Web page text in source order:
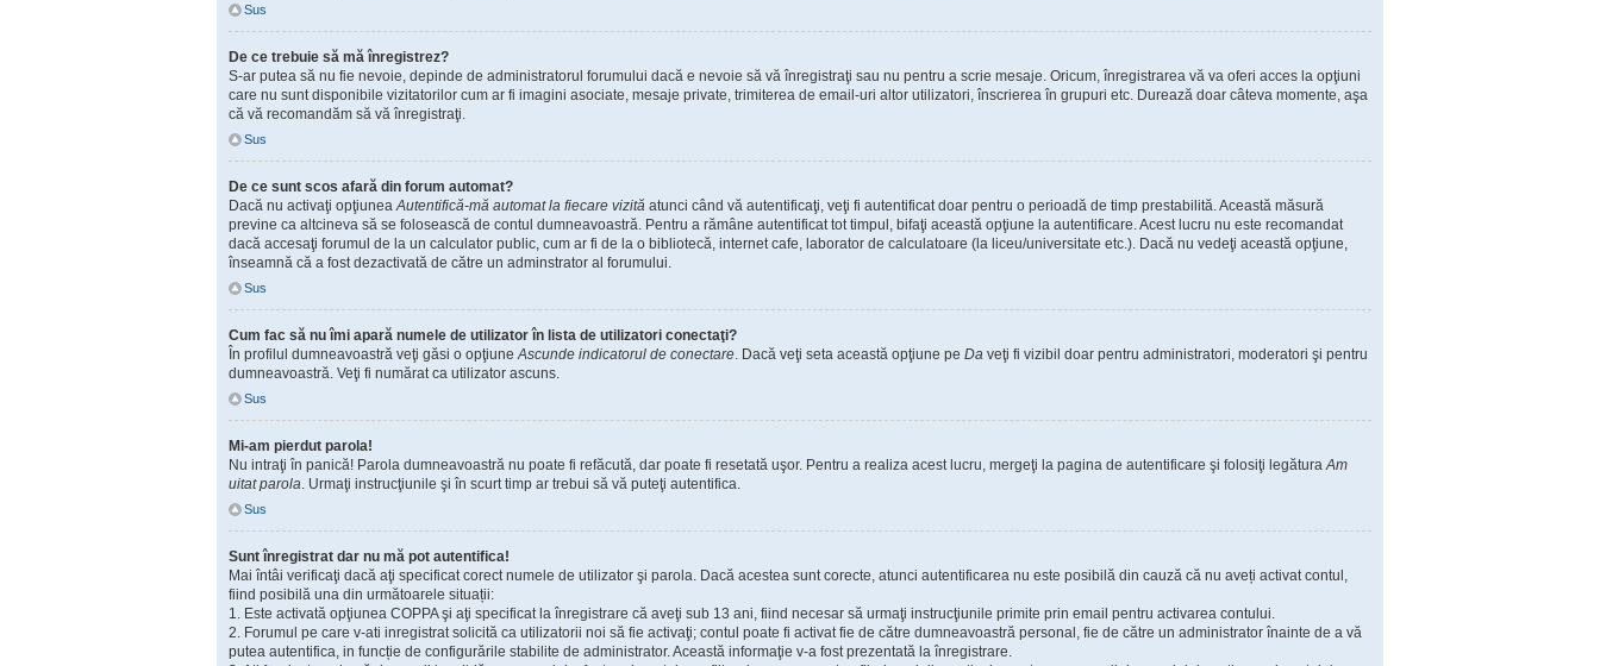
Sus
De ce trebuie să mă înregistrez?
S-ar putea să nu fie nevoie, depinde de administratorul forumului dacă e nevoie să vă înregistraţi sau nu pentru a scrie mesaje. Oricum, înregistrarea vă va oferi acces la opţiuni
care nu sunt disponibile vizitatorilor cum ar fi imagini asociate, mesaje private, trimiterea de email-uri altor utilizatori, înscrierea în grupuri etc. Durează doar câteva momente, aşa
că vă recomandăm să vă înregistraţi.
Sus
De ce sunt scos afară din forum automat?
Dacă nu activaţi opţiuneaAutentifică-mă automat la fiecare vizită atunci când vă autentificaţi, veţi fi autentificat doar pentru o perioadă de timp prestabilită. Această măsură
previne ca altcineva să se folosească de contul dumneavoastră. Pentru a rămâne autentificat tot timpul, bifaţi această opţiune la autentificare. Acest lucru nu este recomandat
dacă accesaţi forumul de la un calculator public, cum ar fi de la o bibliotecă, internet cafe, laborator de calculatoare (la liceu/universitate etc.). Dacă nu vedeţi această opţiune,
înseamnă că a fost dezactivată de către un adminstrator al forumului.
Sus
Cum fac să nu îmi apară numele de utilizator în lista de utilizatori conectaţi?
În profilul dumneavoastră veţi găsi o opţiuneAscunde indicatorul de conectare. Dacă veţi seta această opţiune pe Da veţi fi vizibil doar pentru administratori, moderatori şi pentru
dumneavoastră. Veţi fi numărat ca utilizator ascuns.
Sus
Mi-am pierdut parola!
Nu intraţi în panică! Parola dumneavoastră nu poate fi refăcută, dar poate fi resetată uşor. Pentru a realiza acest lucru, mergeţi la pagina de autentificare şi folosiţi legăturaAm
uitat parola. Urmaţi instrucţiunile şi în scurt timp ar trebui să vă puteţi autentifica.
Sus
Sunt înregistrat dar nu mă pot autentifica!
Mai întâi verificaţi dacă aţi specificat corect numele de utilizator şi parola. Dacă acestea sunt corecte, atunci autentificarea nu este posibilă din cauză că nu aveți activat contul,
fiind posibilă una din următoarele situații:
1. Este activată opţiunea COPPA şi aţi specificat la înregistrare că aveţi sub 13 ani, fiind necesar să urmaţi instrucţiunile primite prin email pentru activarea contului.
2. Forumul pe care v-ati inregistrat solicită ca utilizatorii noi să fie activaţi; contul poate fi activat fie de către dumneavoastră personal, fie de către un administrator înainte de a vă
putea autentifica, in funcție de configurările stabilite de administrator. Această informaţie v-a fost prezentată la înregistrare.